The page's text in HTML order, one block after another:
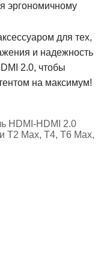
эргономичному
для тех,
и надежность
2.0, чтобы
на максимум!
HDMI-HDMI 2.0
T2 Max, T4, T6 Max,